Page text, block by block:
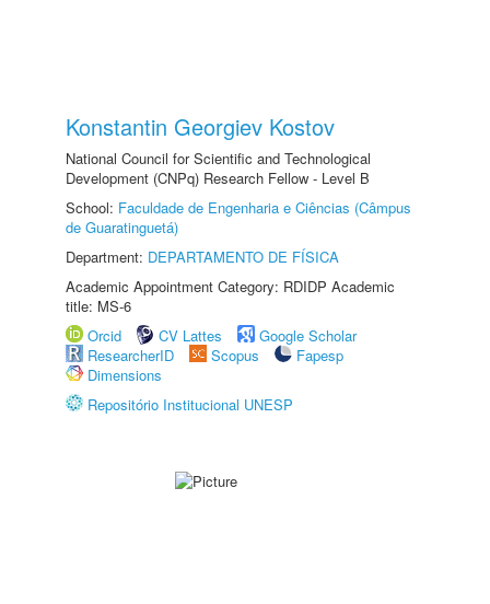
Konstantin Georgiev Kostov
National Council for Scientific and Technological
Development (CNPq) Research Fellow - Level B
School: Faculdade de Engenharia e Ciências (Câmpus
de Guaratinguetá)
Department: DEPARTAMENTO DE FÍSICA
Academic Appointment Category: RDIDP Academic
title: MS-6
Orcid
CV Lattes
Google Scholar
ResearcherID
Scopus
Fapesp
Dimensions
Repositório Institucional UNESP